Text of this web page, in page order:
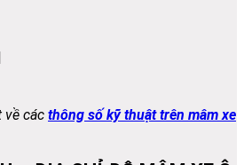
về các thông số kỹ thuật trên mâm xe